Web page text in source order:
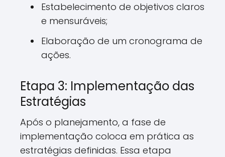
Estabelecimento de objetivos claros
e mensuráveis;
Elaboração de um cronograma de
ações.
Etapa 3: Implementação das
Estratégias
Após o planejamento, a fase de
implementação coloca em prática as
estratégias definidas. Essa etapa